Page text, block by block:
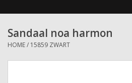
Herenschoenen
Accessoires
Sandaal noa harmon
HOME/ 15859 ZWART